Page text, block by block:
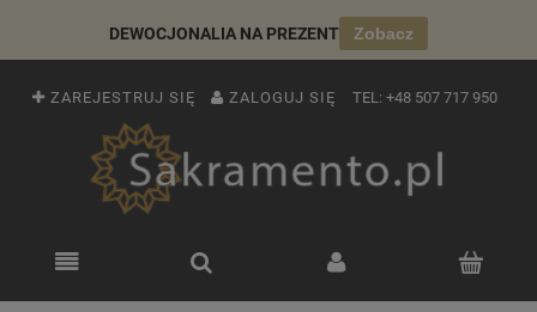
DEWOCJONALIA NA PREZENT Zobacz
ZAREJESTRUJ SIĘ ZALOGUJ SIĘ TEL: +48 507 717 950